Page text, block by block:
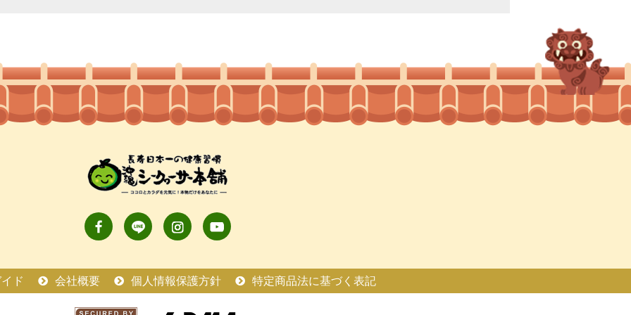
ド 会社概要 個人情報保護方針 特定商品法に基づく表記